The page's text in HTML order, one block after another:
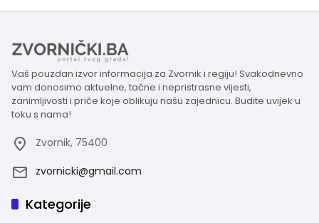
Vaš pouzdan izvor informacija za Zvornik i regiju! Svakodnevno
vam donosimo aktuelne, tačne i nepristrasne vijesti,
zanimljivosti i priče koje oblikuju našu zajednicu. Budite uvijek u
toku s nama!
Zvornik, 75400
zvornicki@gmail.com
Kategorije